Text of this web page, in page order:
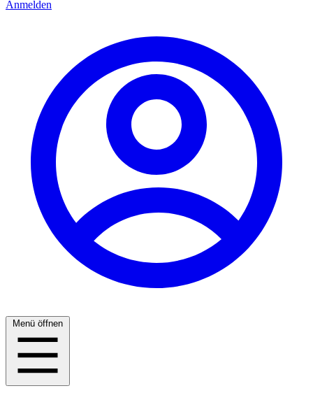
Anmelden
Menü öffnen